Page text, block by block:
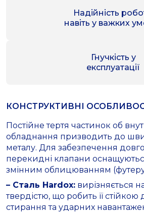
Надійність
навіть у важких
Гнучкість у
експлуатації
КОНСТРУКТИВНІ
Постійне тертя частинок об
обладнання призводить до
металу. Для забезпечення
перекидні клапани
змінним облицюванням
– Сталь Hardox: вирізняється
твердістю, що робить її стійкою
стирання та ударних